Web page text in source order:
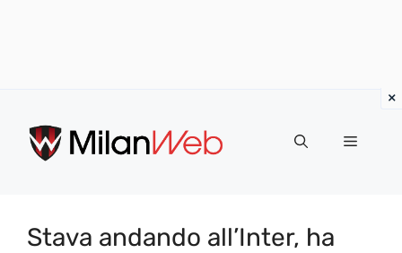
contenuto
MENU
Stava andando all’Inter, ha